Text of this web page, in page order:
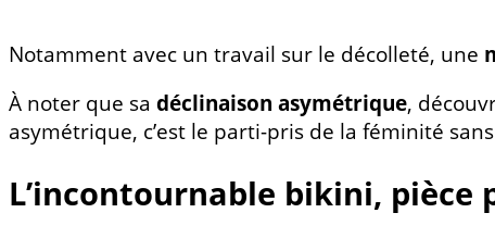
Notamment avec un travail sur le décolleté, une
À noter que sa déclinaison asymétrique,
asymétrique, c’est le parti-pris de la féminité
L’incontournable bikini, pièce